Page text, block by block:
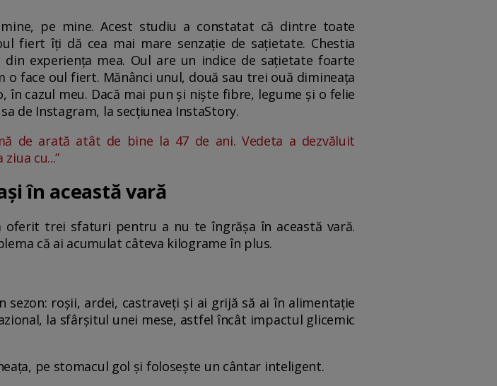
pe mine. Acest studiu a constatat că dintre toate
fiert îți dă cea mai mare senzație de sațietate. Chestia
experiența mea. Oul are un indice de sațietate foarte
face oul fiert. Mănânci unul, două sau trei ouă dimineața
cazul meu. Dacă mai pun și niște fibre, legume și o felie
de Instagram, la secțiunea InstaStory.
de arată atât de bine la 47 de ani. Vedeta a dezvăluit
cu...”
în această vară
oferit trei sfaturi pentru a nu te îngrășa în această vară.
că ai acumulat câteva kilograme în plus.
roșii, ardei, castraveți și ai grijă să ai în alimentație
la sfârșitul unei mese, astfel încât impactul glicemic
pe stomacul gol și folosește un cântar inteligent.